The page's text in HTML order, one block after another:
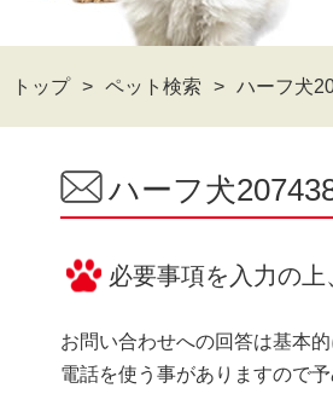
トップ ペット検索 ハーフ犬
ハーフ犬
必要事項を入力の
お問い合わせへの回答は基本
電話を使う事がありますので